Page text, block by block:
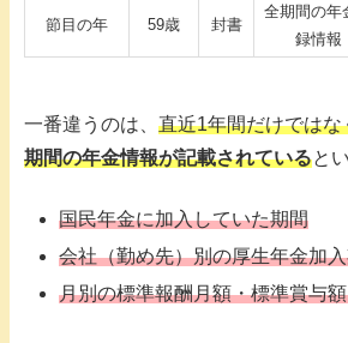
節目の年 59歳 封書
全期間の年
録情報
一番違うのは、 直近1年間だけでは
期間の年金情報が記載されていると
国民年金に加入していた期間
会社（勤め先）別の厚生年金加
月別の標準報酬月額・標準賞与